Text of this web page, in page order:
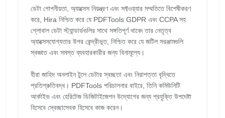
ডেটা গোপনীয়তা, অ্যাক্সেস নিয়ন্ত্রণ এবং সফ্টওয়্যার সম্মতিতে বিশেষীকরণ
করে, Hira নিশ্চিত করে যে PDFTools GDPR এবং CCPA সহ
গ্লোবাল ডেটা স্ট্যান্ডার্ডগুলির সাথে সঙ্গতিপূর্ণ থাকে৷ তার নেতৃত্ব
অ্যাক্সেসযোগ্যতার উপর কেন্দ্রীভূত, নিশ্চিত করে যে জটিল সরঞ্জামগুলি
স্বজ্ঞাত এবং সমস্ত ব্যবহারকারীর জন্য বিনামূল্যে।
হীরা জাহিদ অনলাইন টুলে ডেটার স্বচ্ছতা এবং নিরাপত্তা বৃদ্ধিতে
প্রতিশ্রুতিবদ্ধ। PDFTools পরিচালনার বাইরে, তিনি কমিউনিটি
আর্কাইভ এবং হেরিটেজ ডিজিটাইজেশন উদ্যোগের জন্য প্রযুক্তি উপদেষ্টা